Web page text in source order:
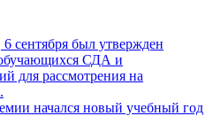
6 сентября был утвержден
СДА и
для рассмотрения на
начался новый учебный год